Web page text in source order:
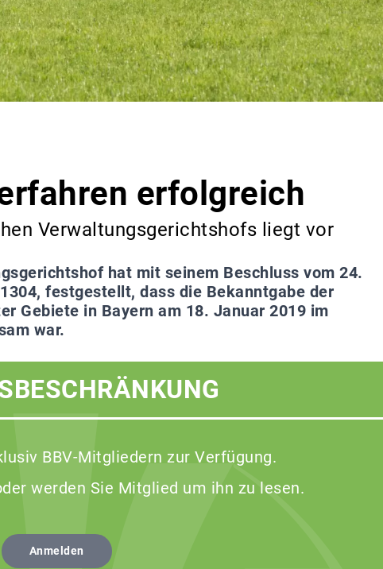
erfolgreich
Verwaltungsgerichtshofs liegt vor
hat mit seinem Beschluss vom 24.
festgestellt, dass die Bekanntgabe der
Gebiete in Bayern am 18. Januar 2019 im
war.
BBV-Mitgliedern zur Verfügung.
werden Sie Mitglied um ihn zu lesen.
Anmelden